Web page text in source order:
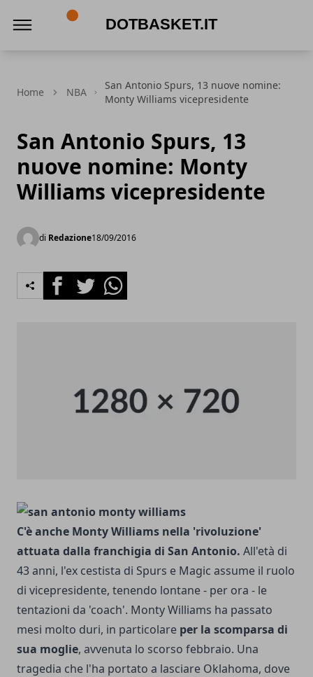
Home NBA
San Antonio Spurs, 13 nuove nomine:
Monty Williams vicepresidente
San Antonio Spurs, 13
nuove nomine: Monty
Williams vicepresidente
di Redazione18/09/2016
FacebookTwitterWhatsapp
C'è anche Monty Williams nella 'rivoluzione'
attuata dalla franchigia di San Antonio. All'età di
43 anni, l'ex cestista di Spurs e Magic assume il ruolo
di vicepresidente, tenendo lontane - per ora - le
tentazioni da 'coach'. Monty Williams ha passato
mesi molto duri, in particolare per la scomparsa di
sua moglie, avvenuta lo scorso febbraio. Una
tragedia che l'ha portato a lasciare Oklahoma, dove